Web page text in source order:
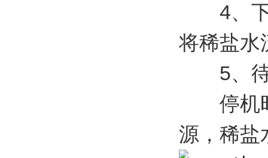
4、下
将稀盐水
5、待
停机时
源，稀盐